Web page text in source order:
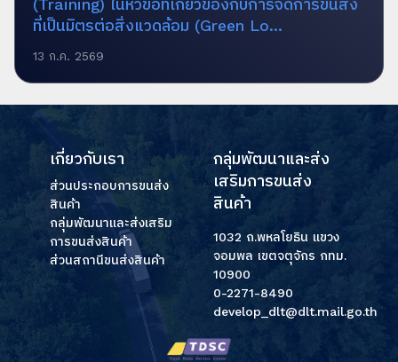
(Training) ในหัวข้อที่เกี่ยวข้องกับการจัดการขนส่ง
ที่เป็นมิตรต่อสิ่งแวดล้อม (Green Lo...
13 ก.ค. 2569
เกี่ยวกับเรา
ส่วนประกอบการขนส่ง
สินค้า
กลุ่มพัฒนาและส่งเสริม
การขนส่งสินค้า
ส่วนสถานีขนส่งสินค้า
กลุ่มพัฒนาและส่ง
เสริมการขนส่ง
สินค้า
1032 ถ.พหลโยธิน แขวง
จอมพล เขตจตุจักร กทม.
10900
0-2271-8490
develop_dlt@dlt.mail.go.th